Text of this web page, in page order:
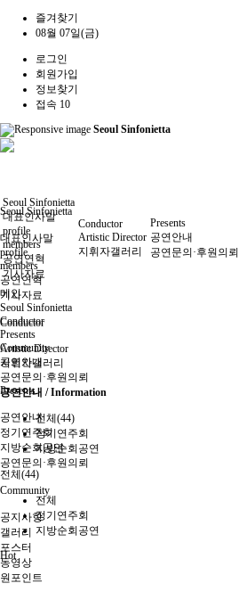
즐겨찾기
08월 07일(금)
로그인
회원가입
정보찾기
접속 10
Seoul Sinfonietta
Seoul Sinfonietta
대표인사말
profile
members
공연연혁
기사자료
Conductor
Artistic Director
지휘자갤러리
Presents
공연안내
정기연주회
지방순회공연
공연문의·후원의뢰
Community
공지사항
갤러리
포스터
동영상
원포인트
Seoul Sinfonietta
대표인사말
profile
members
공연연혁
기사자료
Conductor
Artistic Director
지휘자갤러리
Presents
공연안내
공연문의·후원의뢰
메인
Seoul Sinfonietta
Conductor
Presents
Community
공연안내
공연문의·후원의뢰
공연안내 / Information
전체(44)
정기연주회
지방순회공연
전체(44)
전체
정기연주회
지방순회공연
Hot